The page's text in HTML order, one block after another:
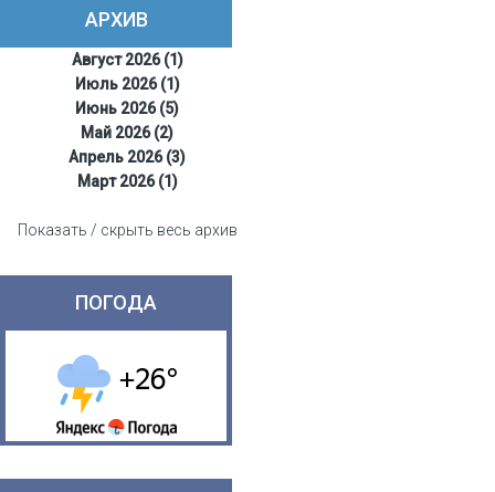
АРХИВ
Август 2026 (1)
Июль 2026 (1)
Июнь 2026 (5)
Май 2026 (2)
Апрель 2026 (3)
Март 2026 (1)
Показать / скрыть весь архив
ПОГОДА